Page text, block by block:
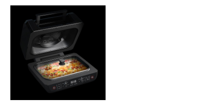
изоляционные
ведерки,
многослойное
приготовление льда,
быстрое
высвобождение,
бытовые
льдогенераторы